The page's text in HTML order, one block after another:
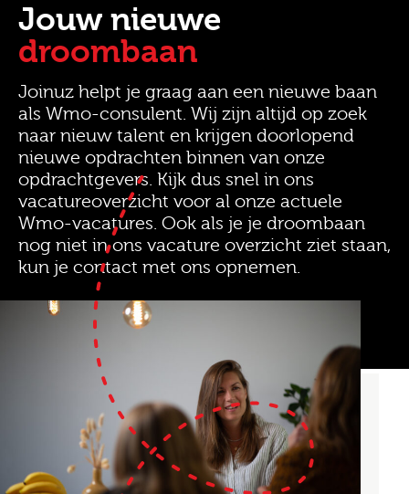
Jouw nieuwe
droombaan
Joinuz helpt je graag aan een nieuwe baan
als Wmo-consulent. Wij zijn altijd op zoek
naar nieuw talent en krijgen doorlopend
nieuwe opdrachten binnen van onze
opdrachtgevers. Kijk dus snel in ons
vacatureoverzicht voor al onze actuele
Wmo-vacatures. Ook als je je droombaan
nog niet in ons vacature overzicht ziet staan,
kun je contact met ons opnemen.